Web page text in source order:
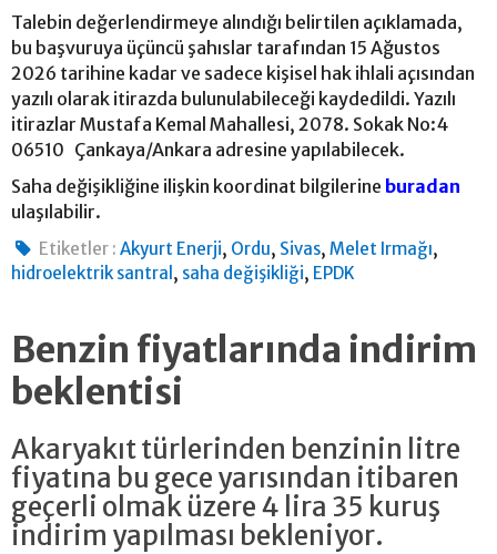
Talebin değerlendirmeye alındığı belirtilen açıklamada,
bu başvuruya üçüncü şahıslar tarafından 15 Ağustos
2026 tarihine kadar ve sadece kişisel hak ihlali açısından
yazılı olarak itirazda bulunulabileceği kaydedildi. Yazılı
itirazlar Mustafa Kemal Mahallesi, 2078. Sokak No:4
06510 Çankaya/Ankara adresine yapılabilecek.
Saha değişikliğine ilişkin koordinat bilgilerine buradan
ulaşılabilir.
Etiketler : Akyurt Enerji, Ordu, Sivas,Melet Irmağı,
hidroelektrik santral , saha değişikliği, EPDK
Benzin fiyatlarında indirim
beklentisi
Akaryakıt türlerinden benzinin litre
fiyatına bu gece yarısından itibaren
geçerli olmak üzere 4 lira 35 kuruş
indirim yapılması bekleniyor.